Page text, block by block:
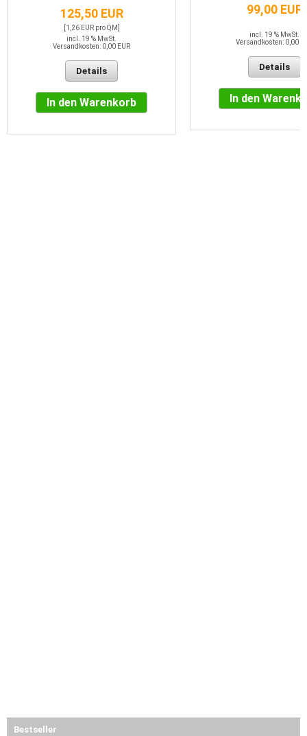
125,50 EUR
[1,26 EUR pro QM]
incl. 19 % MwSt.
Versandkosten: 0,00 EUR
Details
In den Warenkorb
99,00 EUR
incl. 19 % MwSt.
Versandkosten: 0,00
Details
In den
Bestseller